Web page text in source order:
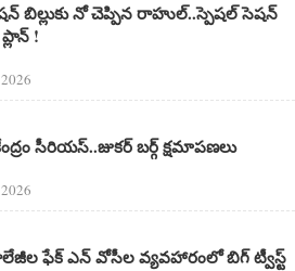
బిల్లుకు నో చెప్పిన రాహుల్..స్పెషల్ సెషన్
ప్లాన్ !
సీరియస్..జుకర్ బర్గ్ క్షమాపణలు
ఫేక్ ఎన్ వోసీల వ్యవహారంలో బిగ్ ట్వీస్ట్